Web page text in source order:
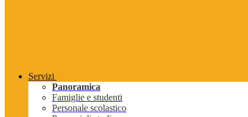
Servizi
Panoramica
Famiglie e studenti
Personale scolastico